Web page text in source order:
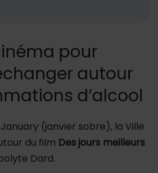
pour
autour
d’alcool
(janvier sobre), la Ville
du film Des jours meilleurs
Dard.